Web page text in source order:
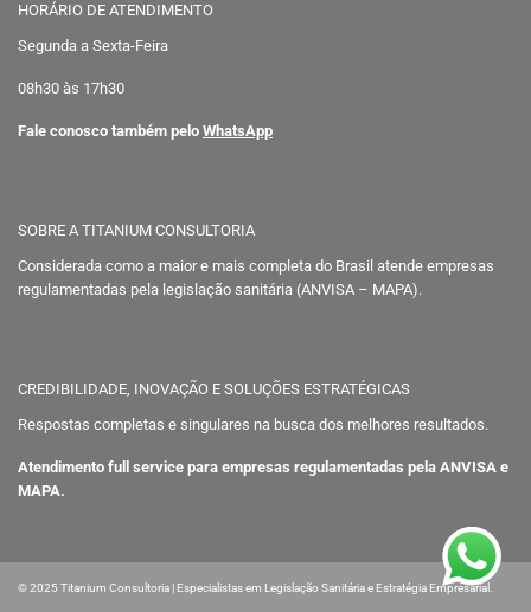
HORÁRIO DE ATENDIMENTO
Segunda a Sexta-Feira
08h30 às 17h30
Fale conosco também pelo WhatsApp
SOBRE A TITANIUM CONSULTORIA
Considerada como a maior e mais completa do Brasil atende empresas
regulamentadas pela legislação sanitária (ANVISA – MAPA).
CREDIBILIDADE, INOVAÇÃO E SOLUÇÕES ESTRATÉGICAS
Respostas completas e singulares na busca dos melhores resultados.
Atendimento full service para empresas regulamentadas pela ANVISA e
MAPA.
© 2025 Titanium Consultoria | Especialistas em Legislação Sanitária e Estratégia Empresarial.